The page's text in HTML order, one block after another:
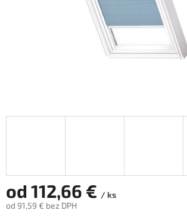
od 112,66 € / ks
od 91,59 € bez DPH